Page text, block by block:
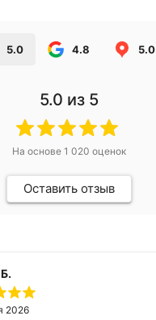
5.0 4.8 5.0
5.0 из 5
На основе 1 020 оценок
Оставить отзыв
2026